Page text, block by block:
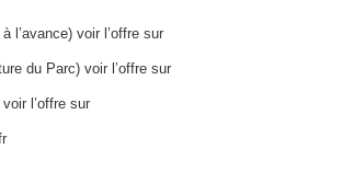
l’avance) voir l’offre sur
du Parc) voir l’offre sur
l’offre sur